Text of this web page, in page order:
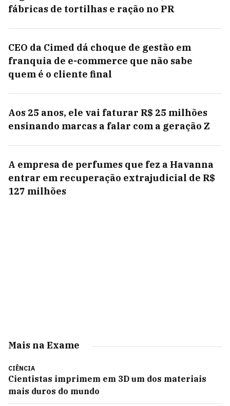
fábricas de tortilhas e ração no PR
CEO da Cimed dá choque de gestão em
franquia de e-commerce que não sabe
quem é o cliente final
Aos 25 anos, ele vai faturar R$ 25 milhões
ensinando marcas a falar com a geração Z
A empresa de perfumes que fez a Havanna
entrar em recuperação extrajudicial de R$
127 milhões
Mais na Exame
CIÊNCIA
Cientistas imprimem em 3D um dos materiais
mais duros do mundo